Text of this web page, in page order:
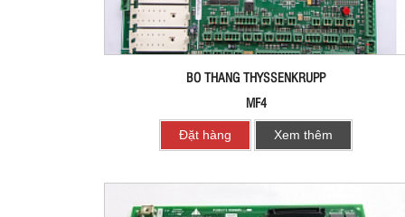
BO THANG THYSSENKRUPP
MF4
Đặt hàng Xem thêm